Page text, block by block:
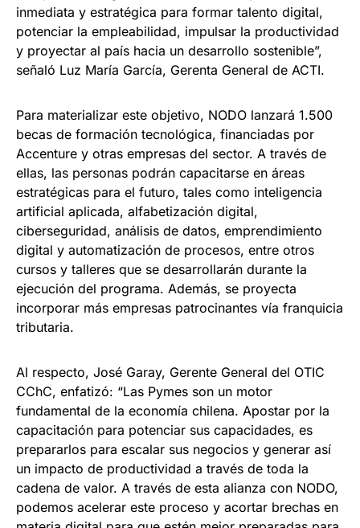
inmediata y estratégica para formar talento digital,
potenciar la empleabilidad, impulsar la productividad
y proyectar al país hacia un desarrollo sostenible”,
señaló Luz María García, Gerenta General de ACTI.
Para materializar este objetivo, NODO lanzará 1.500
becas de formación tecnológica, financiadas por
Accenture y otras empresas del sector. A través de
ellas, las personas podrán capacitarse en áreas
estratégicas para el futuro, tales como inteligencia
artificial aplicada, alfabetización digital,
ciberseguridad, análisis de datos, emprendimiento
digital y automatización de procesos, entre otros
cursos y talleres que se desarrollarán durante la
ejecución del programa. Además, se proyecta
incorporar más empresas patrocinantes vía franquicia
tributaria.
Al respecto, José Garay, Gerente General del OTIC
CChC, enfatizó: “Las Pymes son un motor
fundamental de la economía chilena. Apostar por la
capacitación para potenciar sus capacidades, es
prepararlos para escalar sus negocios y generar así
un impacto de productividad a través de toda la
cadena de valor. A través de esta alianza con NODO,
podemos acelerar este proceso y acortar brechas en